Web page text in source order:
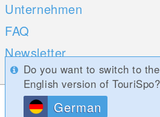
Unternehmen
FAQ
Newsletter
Umfragen
Mobile Apps
Do you want to switch to the
English version of TouriSpo?
German
Diese Website verwendet